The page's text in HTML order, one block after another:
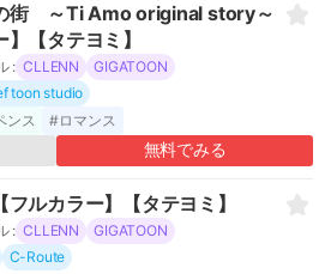
街 ～Ti Amo original story～
】【タテヨミ】
: CLLENN
GIGATOON
toon studio
ンス #ロマンス
無料でみる
フルカラー】【タテヨミ】
: CLLENN
GIGATOON
C-Route